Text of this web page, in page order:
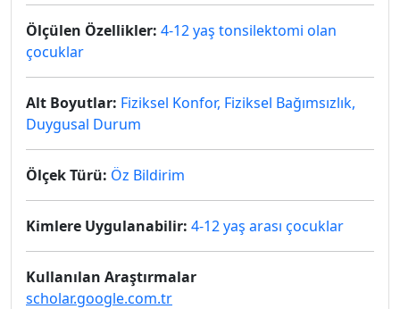
Ölçülen Özellikler: 4-12 yaş tonsilektomi olan
çocuklar
Alt Boyutlar: Fiziksel Konfor, Fiziksel Bağımsızlık,
Duygusal Durum
Ölçek Türü: Öz Bildirim
Kimlere Uygulanabilir: 4-12 yaş arası çocuklar
Kullanılan Araştırmalar
scholar.google.com.tr